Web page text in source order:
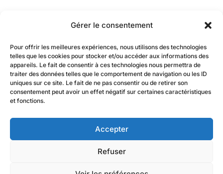
Gérer le consentement
Pour offrir les meilleures expériences, nous utilisons des technologies
telles que les cookies pour stocker et/ou accéder aux informations des
appareils. Le fait de consentir à ces technologies nous permettra de
traiter des données telles que le comportement de navigation ou les ID
uniques sur ce site. Le fait de ne pas consentir ou de retirer son
consentement peut avoir un effet négatif sur certaines caractéristiques
et fonctions.
Accepter
Refuser
Bob RACHIDI
contact@jzacademie-mtc.fr